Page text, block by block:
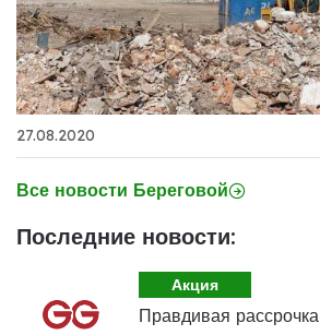
27.08.2020
Все новости Береговой
Последние новости:
Акция
Правдивая рассрочка